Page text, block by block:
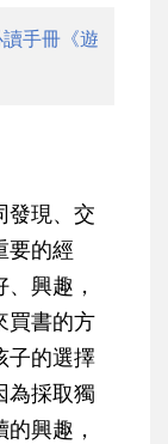
手冊《遊
發現、交
要的經
興趣，
買書的方
子的選擇
為採取獨
興趣，